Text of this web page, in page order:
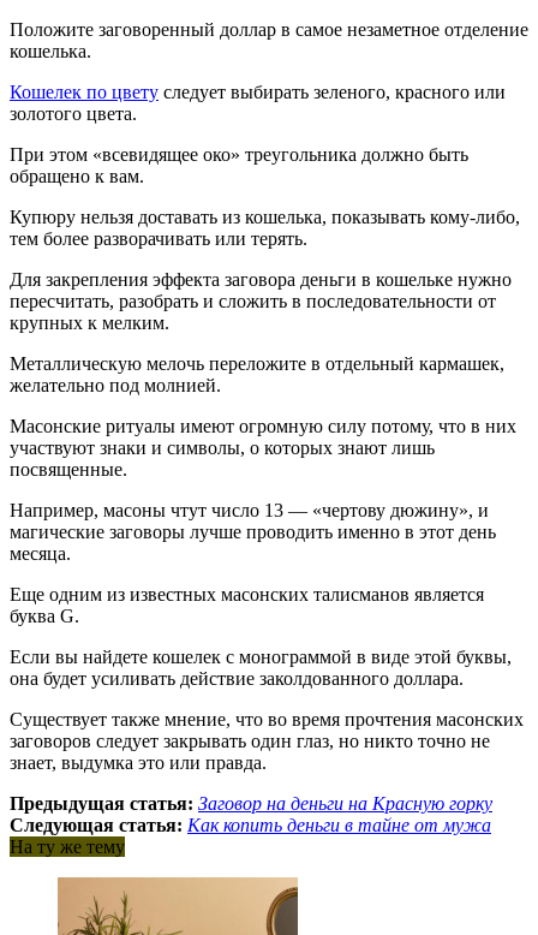
Положите заговоренный доллар в самое незаметное отделение
кошелька.
Кошелек по цвету следует выбирать зеленого, красного или
золотого цвета.
При этом «всевидящее око» треугольника должно быть
обращено к вам.
Купюру нельзя доставать из кошелька, показывать кому-либо,
тем более разворачивать или терять.
Для закрепления эффекта заговора деньги в кошельке нужно
пересчитать, разобрать и сложить в последовательности от
крупных к мелким.
Металлическую мелочь переложите в отдельный кармашек,
желательно под молнией.
Масонские ритуалы имеют огромную силу потому, что в них
участвуют знаки и символы, о которых знают лишь
посвященные.
Например, масоны чтут число 13 — «чертову дюжину», и
магические заговоры лучше проводить именно в этот день
месяца.
Еще одним из известных масонских талисманов является
буква G.
Если вы найдете кошелек с монограммой в виде этой буквы,
она будет усиливать действие заколдованного доллара.
Существует также мнение, что во время прочтения масонских
заговоров следует закрывать один глаз, но никто точно не
знает, выдумка это или правда.
Предыдущая статья: Заговор на деньги на Красную горку
Следующая статья: Как копить деньги в тайне от мужа
На ту же тему